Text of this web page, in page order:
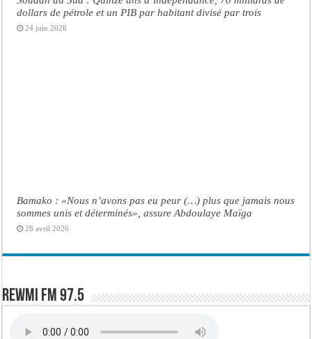
dollars de pétrole et un PIB par habitant divisé par trois
24 juin 2026
Bamako : «Nous n’avons pas eu peur (…) plus que jamais nous
sommes unis et déterminés», assure Abdoulaye Maïga
28 avril 2026
Rewmi FM 97.5